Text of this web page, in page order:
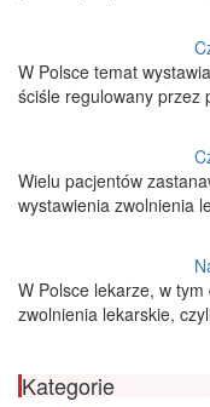
W Polsce temat
ściśle regulowany
Wielu pacjentów
wystawienia zwolnienia
W Polsce lekarze, w
zwolnienia lekarskie,
Kategorie